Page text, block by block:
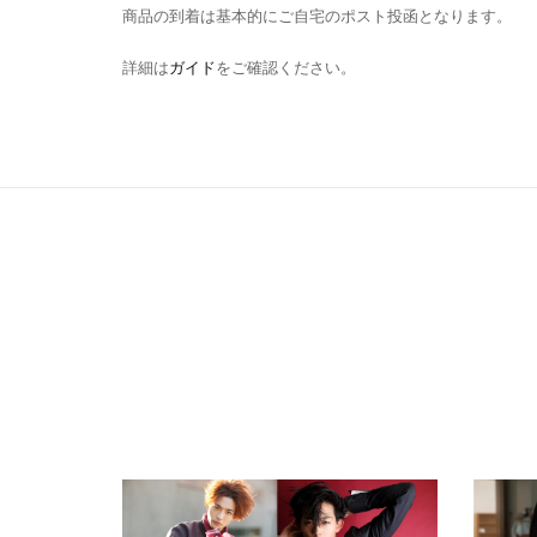
商品の到着は基本的にご自宅のポスト投函となります。
詳細はガイドをご確認ください。